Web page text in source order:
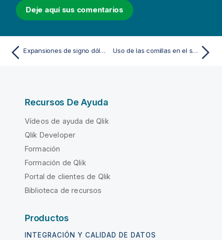
Deje aquí sus comentarios
Expansiones de signo dólar con parámetros Uso de las comillas en el script
Recursos De Ayuda
Vídeos de ayuda de Qlik
Qlik Developer
Formación
Formación de Qlik
Portal de clientes de Qlik
Biblioteca de recursos
Productos
INTEGRACIÓN Y CALIDAD DE DATOS